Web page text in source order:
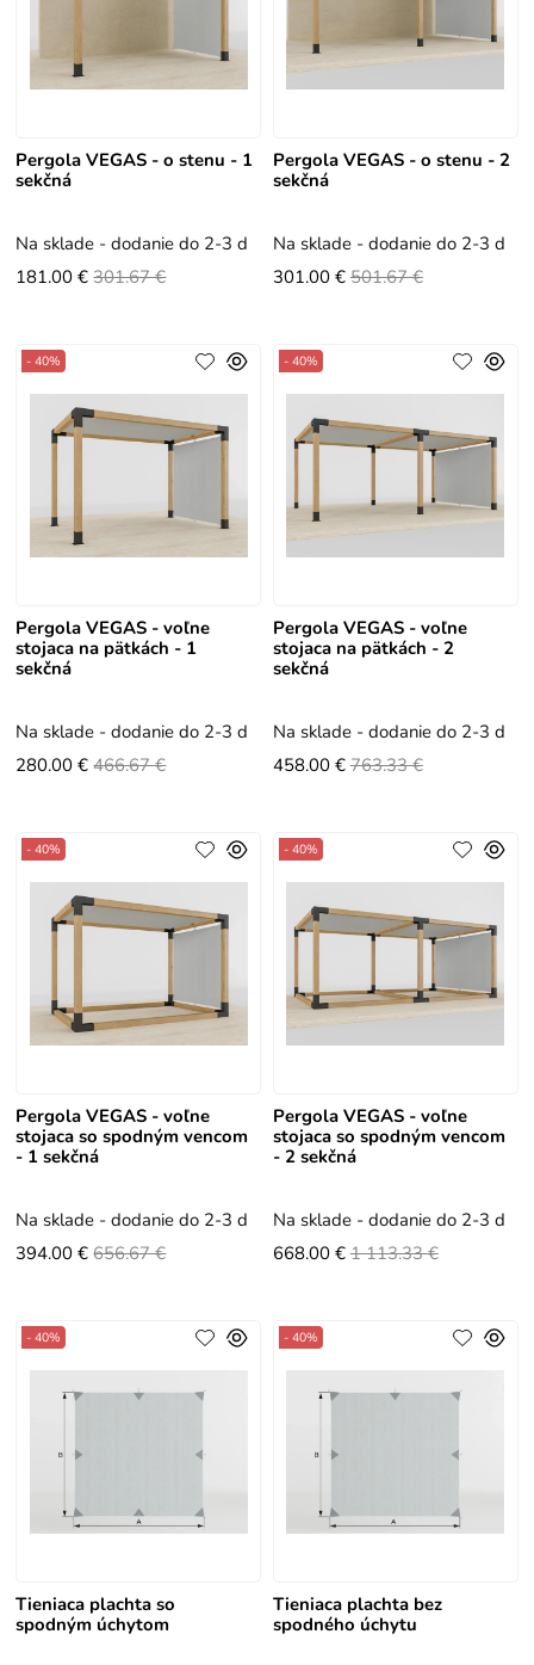
Pergola VEGAS - o stenu - 1
sekčná
Na sklade - dodanie do 2-3 dní
181.00 € 301.67 €
Pergola VEGAS - o stenu - 2
sekčná
Na sklade - dodanie do 2-3 dní
301.00 € 501.67 €
Pergola VEGAS - voľne
stojaca na pätkách - 1
sekčná
- 40%
Na sklade - dodanie do 2-3 dní
280.00 € 466.67 €
Pergola VEGAS - voľne
stojaca na pätkách - 2
sekčná
- 40%
Na sklade - dodanie do 2-3 dní
458.00 € 763.33 €
Pergola VEGAS - voľne
stojaca so spodným vencom
- 1 sekčná
- 40%
Na sklade - dodanie do 2-3 dní
394.00 € 656.67 €
Pergola VEGAS - voľne
stojaca so spodným vencom
- 2 sekčná
- 40%
Na sklade - dodanie do 2-3 dní
668.00 € 1 113.33 €
Tieniaca plachta so
spodným úchytom
- 40%
Tieniaca plachta bez
spodného úchytu
- 40%